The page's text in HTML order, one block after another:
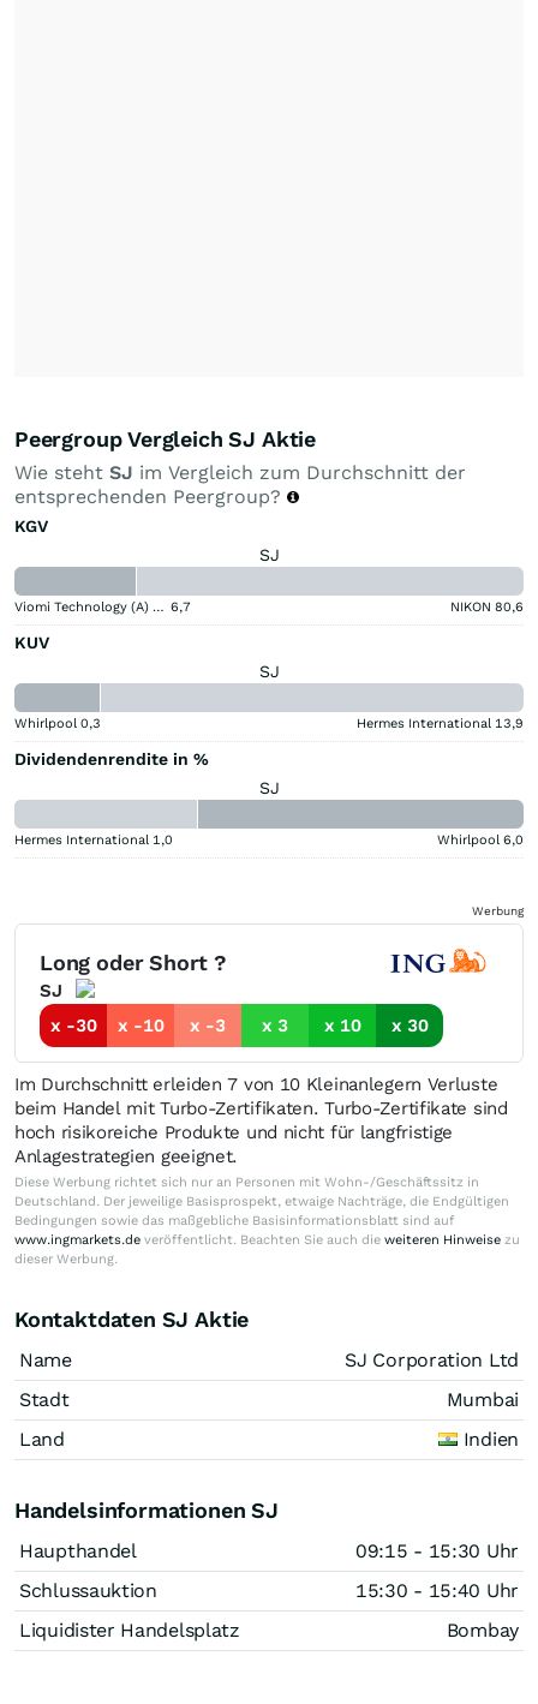
Peergroup Vergleich SJ Aktie
Wie steht SJ im Vergleich zum Durchschnitt der
entsprechenden Peergroup?
KGV
SJ
Viomi Technology (A) (A) 6,7 NIKON 80,6
KUV
SJ
Whirlpool 0,3 Hermes International 13,9
Dividendenrendite in %
SJ
Hermes International 1,0 Whirlpool 6,0
Werbung
Long oder Short ?
SJ
x -30
x -10 x -3 x 3 x 10 x 30
Im Durchschnitt erleiden 7 von 10 Kleinanlegern Verluste
beim Handel mit Turbo-Zertifikaten. Turbo-Zertifikate sind
hoch risikoreiche Produkte und nicht für langfristige
Anlagestrategien geeignet.
Diese Werbung richtet sich nur an Personen mit Wohn-/Geschäftssitz in
Deutschland. Der jeweilige Basisprospekt, etwaige Nachträge, die Endgültigen
Bedingungen sowie das maßgebliche Basisinformationsblatt sind auf
www.ingmarkets.de veröffentlicht. Beachten Sie auch die weiteren Hinweise zu
dieser Werbung.
Kontaktdaten SJ Aktie
Name
SJ Corporation Ltd
Stadt
Mumbai
Land
Indien
Handelsinformationen SJ
Haupthandel
09:15 - 15:30 Uhr
Schlussauktion
15:30 - 15:40 Uhr
Liquidister Handelsplatz
Bombay